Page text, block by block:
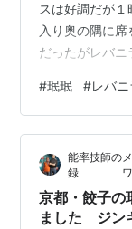
スは好調だが
入り奥の隅に
だったがレバ
油3杯、レバー
は食べない）
ご飯が少な目
で合間を取る
安い、しかも
観光客の多さ
#珉珉 #レバニ
能率技師の
録 ワク
京都・餃子の
ました ジン